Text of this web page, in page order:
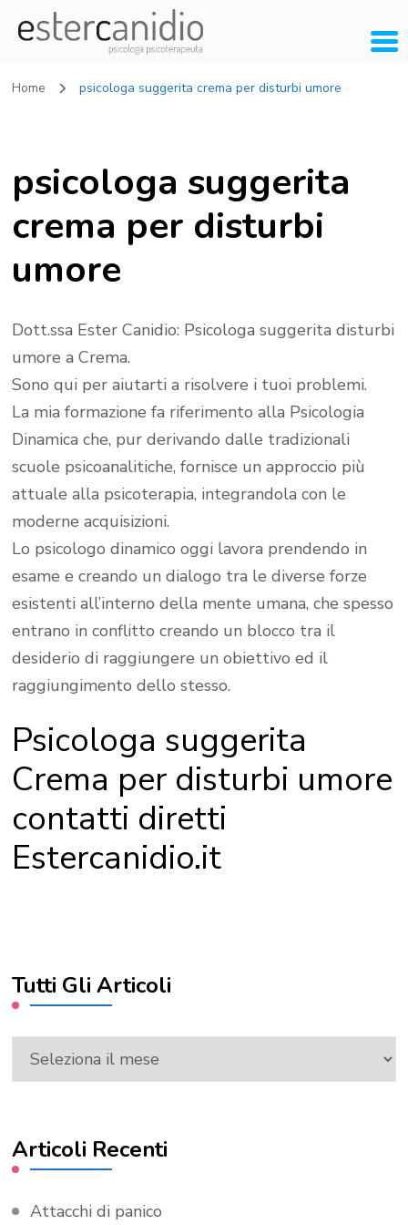
Home psicologa suggerita crema per disturbi umore
psicologa suggerita
crema per disturbi
umore
Dott.ssa Ester Canidio: Psicologa suggerita disturbi
umore a Crema.
Sono qui per aiutarti a risolvere i tuoi problemi.
La mia formazione fa riferimento alla Psicologia
Dinamica che, pur derivando dalle tradizionali
scuole psicoanalitiche, fornisce un approccio più
attuale alla psicoterapia, integrandola con le
moderne acquisizioni.
Lo psicologo dinamico oggi lavora prendendo in
esame e creando un dialogo tra le diverse forze
esistenti all’interno della mente umana, che spesso
entrano in conflitto creando un blocco tra il
desiderio di raggiungere un obiettivo ed il
raggiungimento dello stesso.
Psicologa suggerita
Crema per disturbi umore
contatti diretti
Estercanidio.it
Tutti Gli Articoli
Tutti
Gli
Articoli Recenti
Attacchi di panico